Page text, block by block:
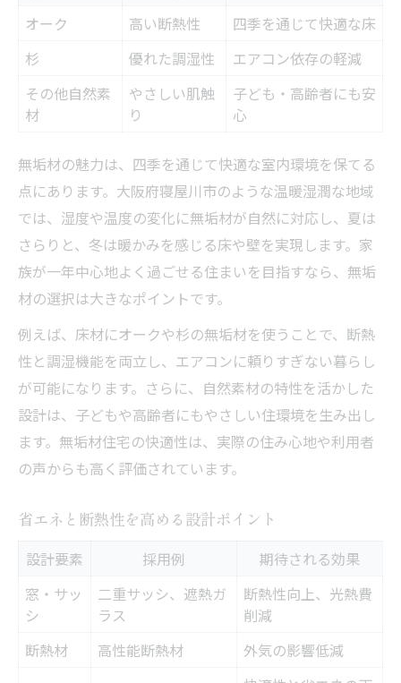
オーク
高い断熱性
四季を通じて快適な床
杉
優れた調湿性
エアコン依存の軽減
その他自然素
材
やさしい肌触
り
子ども・高齢者にも安
心
無垢材の魅力は、四季を通じて快適な室内環境を保てる
点にあります。大阪府寝屋川市のような温暖湿潤な地域
では、湿度や温度の変化に無垢材が自然に対応し、夏は
さらりと、冬は暖かみを感じる床や壁を実現します。家
族が一年中心地よく過ごせる住まいを目指すなら、無垢
材の選択は大きなポイントです。
例えば、床材にオークや杉の無垢材を使うことで、断熱
性と調湿機能を両立し、エアコンに頼りすぎない暮らし
が可能になります。さらに、自然素材の特性を活かした
設計は、子どもや高齢者にもやさしい住環境を生み出し
ます。無垢材住宅の快適性は、実際の住み心地や利用者
の声からも高く評価されています。
省エネと断熱性を高める設計ポイント
設計要素 採用例
期待される効果
窓・サッ
シ
二重サッシ、遮熱ガ
ラス
断熱性向上、光熱費
削減
断熱材
高性能断熱材
外気の影響低減